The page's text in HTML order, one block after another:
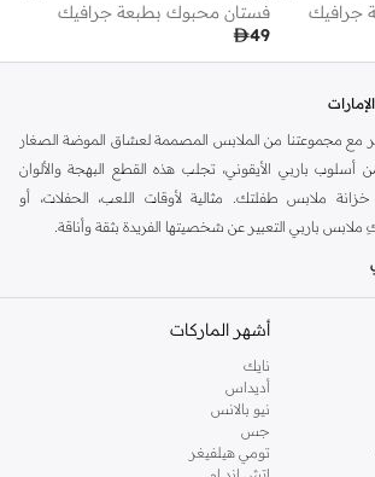
جرافيك
فستان محبوك بطبعة جرافيك
49
مع مجموعتنا من الملابس المصممة لعشاق الموضة الصغار
أسلوب باربي الأيقوني، تجلب هذه القطع البهجة والألوان
ملابس طفلتك. مثالية لأوقات اللعب، الحفلات، أو
ملابس باربي التعبير عن شخصيتها الفريدة بثقة وأناقة.
متنوعة من الملابس التي تجسد جوهر باربي. من
المرحة إلى البنطلونات المريحة والإكسسوارات الأنيقة، كل
وجودة عالية. ابحثي عن الأزياء التي تحتفي بالخيال وتمكن
وملونة وممتعة مثالية للمناسبات الخاصة أو ارتداء الملابس
أشهر الماركات
نايك
أديداس
نيو بالانس
جس
تومي هيلفيغر